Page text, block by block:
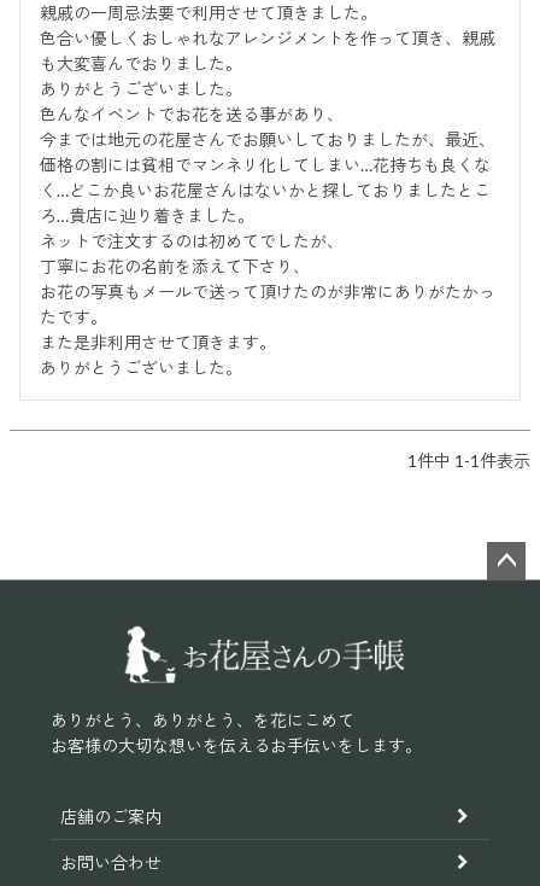
親戚の一周忌法要で利用させて頂きました。
色合い優しくおしゃれなアレンジメントを作って頂き、親戚
も大変喜んでおりました。
ありがとうございました。
色んなイベントでお花を送る事があり、
今までは地元の花屋さんでお願いしておりましたが、最近、
価格の割には貧相でマンネリ化してしまい…花持ちも良くな
く…どこか良いお花屋さんはないかと探しておりましたとこ
ろ…貴店に辿り着きました。
ネットで注文するのは初めてでしたが、
丁寧にお花の名前を添えて下さり、
お花の写真もメールで送って頂けたのが非常にありがたかっ
たです。
また是非利用させて頂きます。
ありがとうございました。
1件中 1 -1件表示
ありがとう、ありがとう、を花にこめて
お客様の大切な想いを伝えるお手伝いをします。
店舗のご案内
お問い合わせ